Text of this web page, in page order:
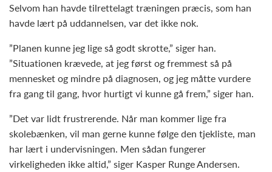
Selvom han havde tilrettelagt træningen præcis, som han
havde lært på uddannelsen, var det ikke nok.
”Planen kunne jeg lige så godt skrotte,” siger han.
”Situationen krævede, at jeg først og fremmest så på
mennesket og mindre på diagnosen, og jeg måtte vurdere
fra gang til gang, hvor hurtigt vi kunne gå frem,” siger han.
”Det var lidt frustrerende. Når man kommer lige fra
skolebænken, vil man gerne kunne følge den tjekliste, man
har lært i undervisningen. Men sådan fungerer
virkeligheden ikke altid,” siger Kasper Runge Andersen.